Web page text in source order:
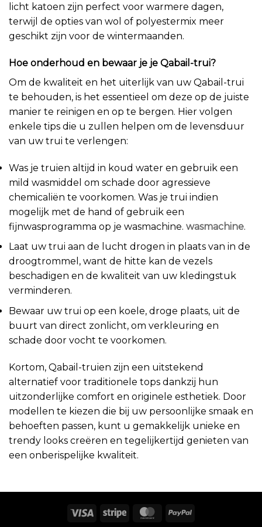
licht katoen zijn perfect voor warmere dagen,
terwijl de opties van wol of polyestermix meer
geschikt zijn voor de wintermaanden.
Hoe onderhoud en bewaar je je Qabail-trui?
Om de kwaliteit en het uiterlijk van uw Qabail-trui
te behouden, is het essentieel om deze op de juiste
manier te reinigen en op te bergen. Hier volgen
enkele tips die u zullen helpen om de levensduur
van uw trui te verlengen:
Was je truien altijd in koud water en gebruik een
mild wasmiddel om schade door agressieve
chemicaliën te voorkomen. Was je trui indien
mogelijk met de hand of gebruik een
fijnwasprogramma op je wasmachine. wasmachine.
Laat uw trui aan de lucht drogen in plaats van in de
droogtrommel, want de hitte kan de vezels
beschadigen en de kwaliteit van uw kledingstuk
verminderen.
Bewaar uw trui op een koele, droge plaats, uit de
buurt van direct zonlicht, om verkleuring en
schade door vocht te voorkomen.
Kortom, Qabail-truien zijn een uitstekend
alternatief voor traditionele tops dankzij hun
uitzonderlijke comfort en originele esthetiek. Door
modellen te kiezen die bij uw persoonlijke smaak en
behoeften passen, kunt u gemakkelijk unieke en
trendy looks creëren en tegelijkertijd genieten van
een onberispelijke kwaliteit.
Visum Streep MasterCardPayPal